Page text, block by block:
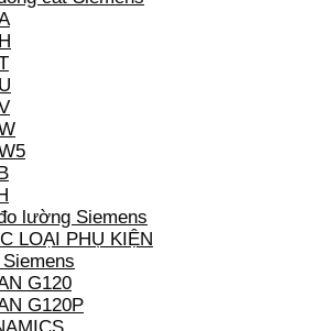
lường Siemens
LOẠI PHỤ KIỆN
G120
G120P